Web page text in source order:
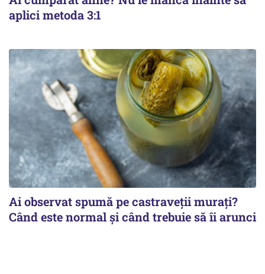
aplici metoda 3:1
Ai observat spumă pe castraveții murați?
Când este normal și când trebuie să îi arunci